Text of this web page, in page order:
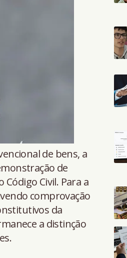
de bens, a
de
Código Civil. Para a
comprovação
da
a distinção